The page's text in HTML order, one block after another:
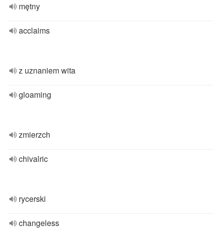
mętny
acclaims
z uznaniem wita
gloaming
zmierzch
chivalric
rycerski
changeless